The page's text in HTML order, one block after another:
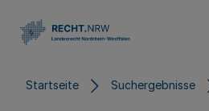
Startseite Suchergebnisse